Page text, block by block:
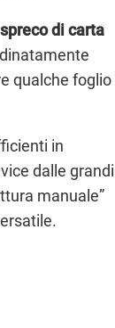
spreco di carta
qualche foglio
in
dalle grandi
manuale”